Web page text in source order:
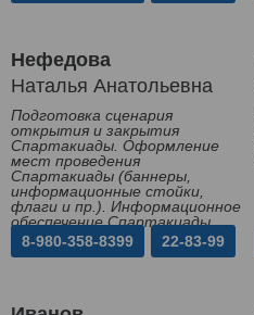
Нефедова
Наталья Анатольевна
Подготовка сценария
открытия и закрытия
Спартакиады. Оформление
мест проведения
Спартакиады (баннеры,
информационные стойки,
флаги и пр.). Информационное
обеспечение Спартакиады
8-980-358-8399
22-83-99